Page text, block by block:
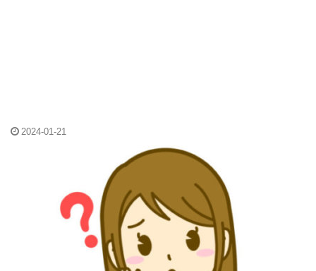
2024-01-21